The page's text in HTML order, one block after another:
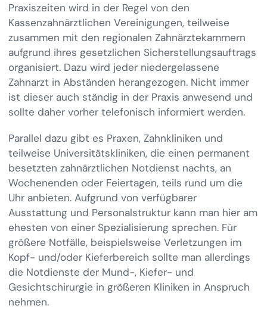
Praxiszeiten wird in der Regel von den
Kassenzahnärztlichen Vereinigungen, teilweise
zusammen mit den regionalen Zahnärztekammern
aufgrund ihres gesetzlichen Sicherstellungsauftrags
organisiert. Dazu wird jeder niedergelassene
Zahnarzt in Abständen herangezogen. Nicht immer
ist dieser auch ständig in der Praxis anwesend und
sollte daher vorher telefonisch informiert werden.
Parallel dazu gibt es Praxen, Zahnkliniken und
teilweise Universitätskliniken, die einen permanent
besetzten zahnärztlichen Notdienst nachts, an
Wochenenden oder Feiertagen, teils rund um die
Uhr anbieten. Aufgrund von verfügbarer
Ausstattung und Personalstruktur kann man hier am
ehesten von einer Spezialisierung sprechen. Für
größere Notfälle, beispielsweise Verletzungen im
Kopf- und/oder Kieferbereich sollte man allerdings
die Notdienste der Mund-, Kiefer- und
Gesichtschirurgie in größeren Kliniken in Anspruch
nehmen.